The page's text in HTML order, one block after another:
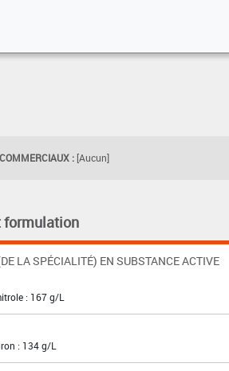
: [Aucun]
formulation
LA SPÉCIALITÉ) EN SUBSTANCE ACTIVE
: 167 g/L
: 134 g/L